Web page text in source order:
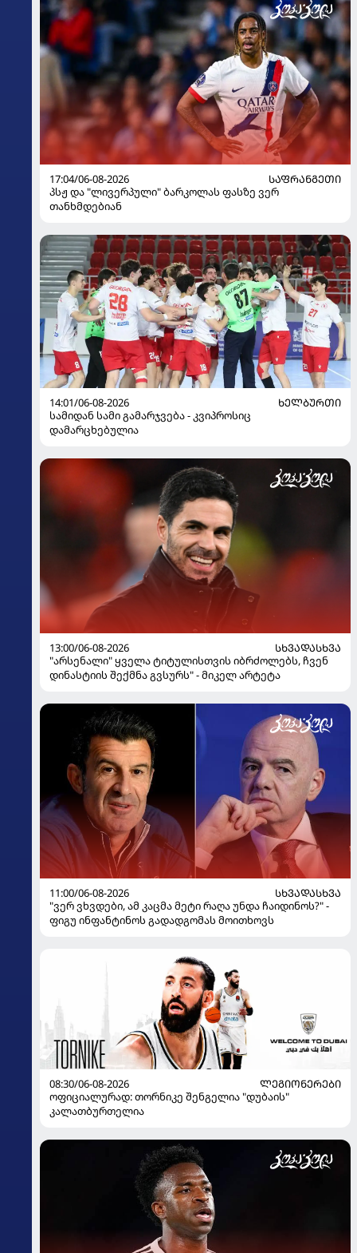
17:04/06-08-2026
ᲡᲐᲤᲠᲐᲜᲒᲔᲗᲘ
პსჟ და "ლივერპული" ბარკოლას ფასზე ვერ
თანხმდებიან
14:01/06-08-2026
ᲮᲔᲚᲑᲣᲠᲗᲘ
სამიდან სამი გამარჯვება - კვიპროსიც
დამარცხებულია
13:00/06-08-2026
ᲡᲮᲕᲐᲓᲐᲡᲮᲕᲐ
"არსენალი" ყველა ტიტულისთვის იბრძოლებს, ჩვენ
დინასტიის შექმნა გვსურს" - მიკელ არტეტა
11:00/06-08-2026
ᲡᲮᲕᲐᲓᲐᲡᲮᲕᲐ
"ვერ ვხვდები, ამ კაცმა მეტი რაღა უნდა ჩაიდინოს?" -
ფიგუ ინფანტინოს გადადგომას მოითხოვს
08:30/06-08-2026
ᲚᲔᲒᲘᲝᲜᲔᲠᲔᲑᲘ
ოფიციალურად: თორნიკე შენგელია "დუბაის"
კალათბურთელია